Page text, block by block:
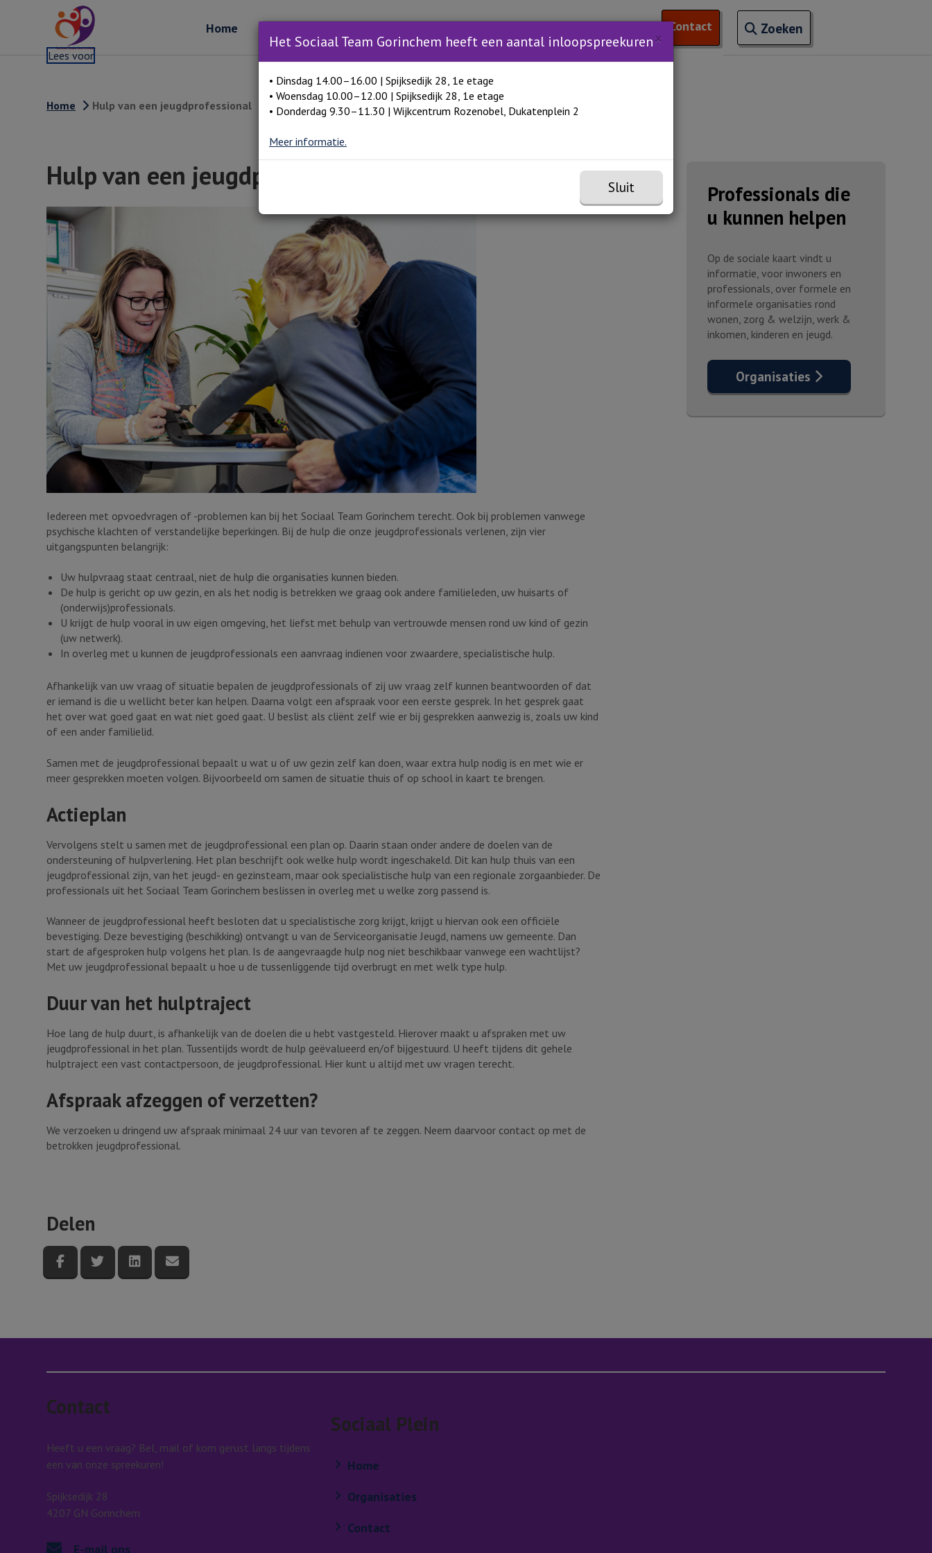
Home Toon meer menu items van 'Trainingen'
Contact Zoeken
Lees voor
Zoeken
Zoeken naar ingevoerde termen
Home Hulp van een jeugdprofessional
Hulp van een jeugdprofessional
Iedereen met opvoedvragen of -problemen kan bij het Sociaal Team Gorinchem terecht. Ook bij problemen vanwege
psychische klachten of verstandelijke beperkingen. Bij de hulp die onze jeugdprofessionals verlenen, zijn vier
uitgangspunten belangrijk:
Uw hulpvraag staat centraal, niet de hulp die organisaties kunnen bieden.
De hulp is gericht op uw gezin, en als het nodig is betrekken we graag ook andere familieleden, uw huisarts of
(onderwijs)professionals.
U krijgt de hulp vooral in uw eigen omgeving, het liefst met behulp van vertrouwde mensen rond uw kind of gezin
(uw netwerk).
In overleg met u kunnen de jeugdprofessionals een aanvraag indienen voor zwaardere, specialistische hulp.
Afhankelijk van uw vraag of situatie bepalen de jeugdprofessionals of zij uw vraag zelf kunnen beantwoorden of dat
er iemand is die u wellicht beter kan helpen. Daarna volgt een afspraak voor een eerste gesprek. In het gesprek gaat
het over wat goed gaat en wat niet goed gaat. U beslist als cliënt zelf wie er bij gesprekken aanwezig is, zoals uw kind
of een ander familielid.
Samen met de jeugdprofessional bepaalt u wat u of uw gezin zelf kan doen, waar extra hulp nodig is en met wie er
meer gesprekken moeten volgen. Bijvoorbeeld om samen de situatie thuis of op school in kaart te brengen.
Actieplan
Vervolgens stelt u samen met de jeugdprofessional een plan op. Daarin staan onder andere de doelen van de
ondersteuning of hulpverlening. Het plan beschrijft ook welke hulp wordt ingeschakeld. Dit kan hulp thuis van een
jeugdprofessional zijn, van het jeugd- en gezinsteam, maar ook specialistische hulp van een regionale zorgaanbieder. De
professionals uit het Sociaal Team Gorinchem beslissen in overleg met u welke zorg passend is.
Wanneer de jeugdprofessional heeft besloten dat u specialistische zorg krijgt, krijgt u hiervan ook een officiële
bevestiging. Deze bevestiging (beschikking) ontvangt u van de Serviceorganisatie Jeugd, namens uw gemeente. Dan
start de afgesproken hulp volgens het plan. Is de aangevraagde hulp nog niet beschikbaar vanwege een wachtlijst?
Met uw jeugdprofessional bepaalt u hoe u de tussenliggende tijd overbrugt en met welk type hulp.
Duur van het hulptraject
Hoe lang de hulp duurt, is afhankelijk van de doelen die u hebt vastgesteld. Hierover maakt u afspraken met uw
jeugdprofessional in het plan. Tussentijds wordt de hulp geëvalueerd en/of bijgestuurd. U heeft tijdens dit gehele
hulptraject een vast contactpersoon, de jeugdprofessional. Hier kunt u altijd met uw vragen terecht.
Afspraak afzeggen of verzetten?
We verzoeken u dringend uw afspraak minimaal 24 uur van tevoren af te zeggen. Neem daarvoor contact op met de
betrokken jeugdprofessional.
Delen
Deel deze pagina via Facebook
Deel deze pagina via Twitter
Deel deze pagina via LinkedIn
Professionals die
u kunnen helpen
Op de sociale kaart vindt u
informatie, voor inwoners en
professionals, over formele en
informele organisaties rond
wonen, zorg & welzijn, werk &
inkomen, kinderen en jeugd.
Organisaties
Contact
Heeft u een vraag? Bel, mail of kom gerust langs tijdens
een van onze spreekuren!
Spijksedijk 28
4207 GN Gorinchem
E-mail ons
Sociaal Plein
Home
Organisaties
Contact
×
Het Sociaal Team Gorinchem heeft een aantal inloopspreekuren
• Dinsdag 14.00–16.00 | Spijksedijk 28, 1e etage
• Woensdag 10.00–12.00 | Spijksedijk 28, 1e etage
• Donderdag 9.30–11.30 | Wijkcentrum Rozenobel, Dukatenplein 2
Meer informatie.
Sluit